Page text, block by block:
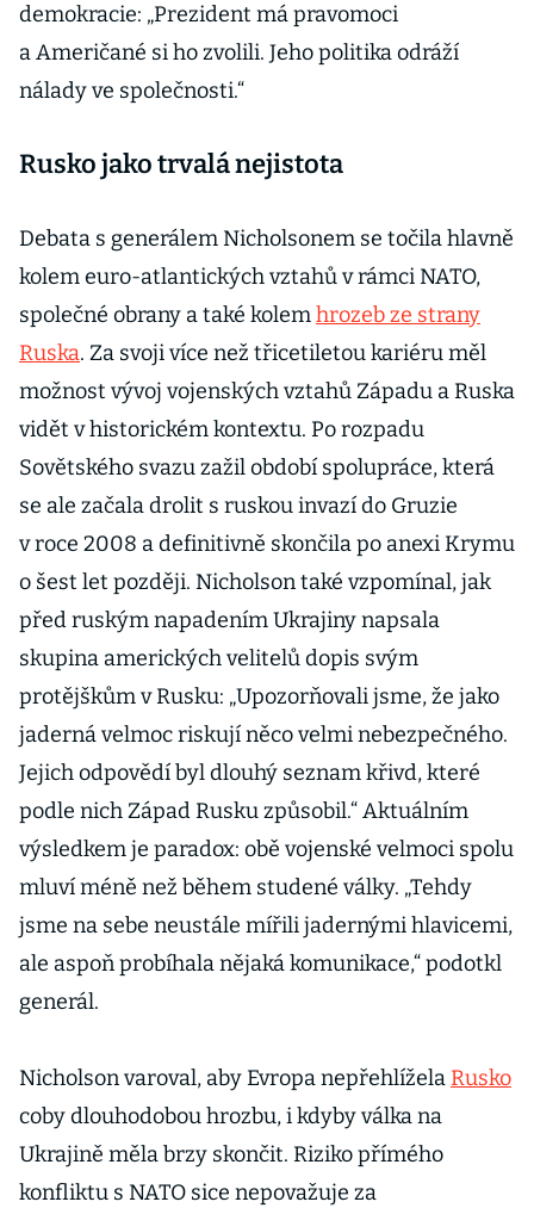
demokracie: „Prezident má pravomoci
a Američané si ho zvolili. Jeho politika odráží
nálady ve společnosti.“
Rusko jako trvalá nejistota
Debata s generálem Nicholsonem se točila hlavně
kolem euro-atlantických vztahů v rámci NATO,
společné obrany a také kolemhrozeb ze strany
Ruska. Za svoji více než třicetiletou kariéru měl
možnost vývoj vojenských vztahů Západu a Ruska
vidět v historickém kontextu. Po rozpadu
Sovětského svazu zažil období spolupráce, která
se ale začala drolit s ruskou invazí do Gruzie
v roce 2008 a definitivně skončila po anexi Krymu
o šest let později. Nicholson také vzpomínal, jak
před ruským napadením Ukrajiny napsala
skupina amerických velitelů dopis svým
protějškům v Rusku: „Upozorňovali jsme, že jako
jaderná velmoc riskují něco velmi nebezpečného.
Jejich odpovědí byl dlouhý seznam křivd, které
podle nich Západ Rusku způsobil.“ Aktuálním
výsledkem je paradox: obě vojenské velmoci spolu
mluví méně než během studené války. „Tehdy
jsme na sebe neustále mířili jadernými hlavicemi,
ale aspoň probíhala nějaká komunikace,“ podotkl
generál.
Nicholson varoval, aby Evropa nepřehlížela Rusko
coby dlouhodobou hrozbu, i kdyby válka na
Ukrajině měla brzy skončit. Riziko přímého
konfliktu s NATO sice nepovažuje za